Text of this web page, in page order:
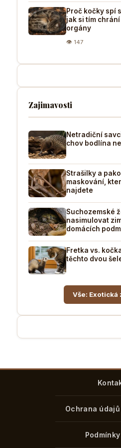
Proč kočky spí
jak si tím
orgány
👁 147
Zajimavosti
Netradiční
chov bodlína
Strašilky a
maskování,
najdete
Suchozemské
nasimulovat
domácích
Fretka vs.
těchto dvou
Vše: Exotická
Ochrana